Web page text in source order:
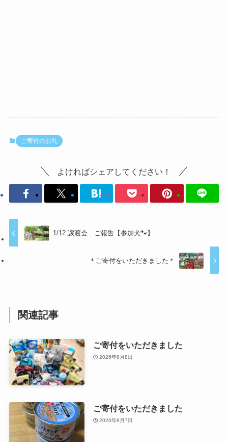
ご寄付のお礼
よければシェアしてください！
1/12 譲渡会 ご報告【参加犬🐾】
＊ご寄付をいただきました＊
関連記事
ご寄付をいただきました
2026年8月8日
ご寄付をいただきました
2026年8月7日